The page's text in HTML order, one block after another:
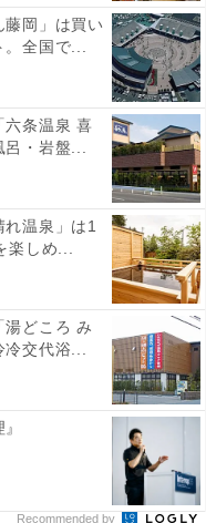
藤岡」は買い
全国で...
六条温泉 喜
・岩盤...
れ温泉」は1
しめ...
湯どころ み
交代浴...
Recommended by